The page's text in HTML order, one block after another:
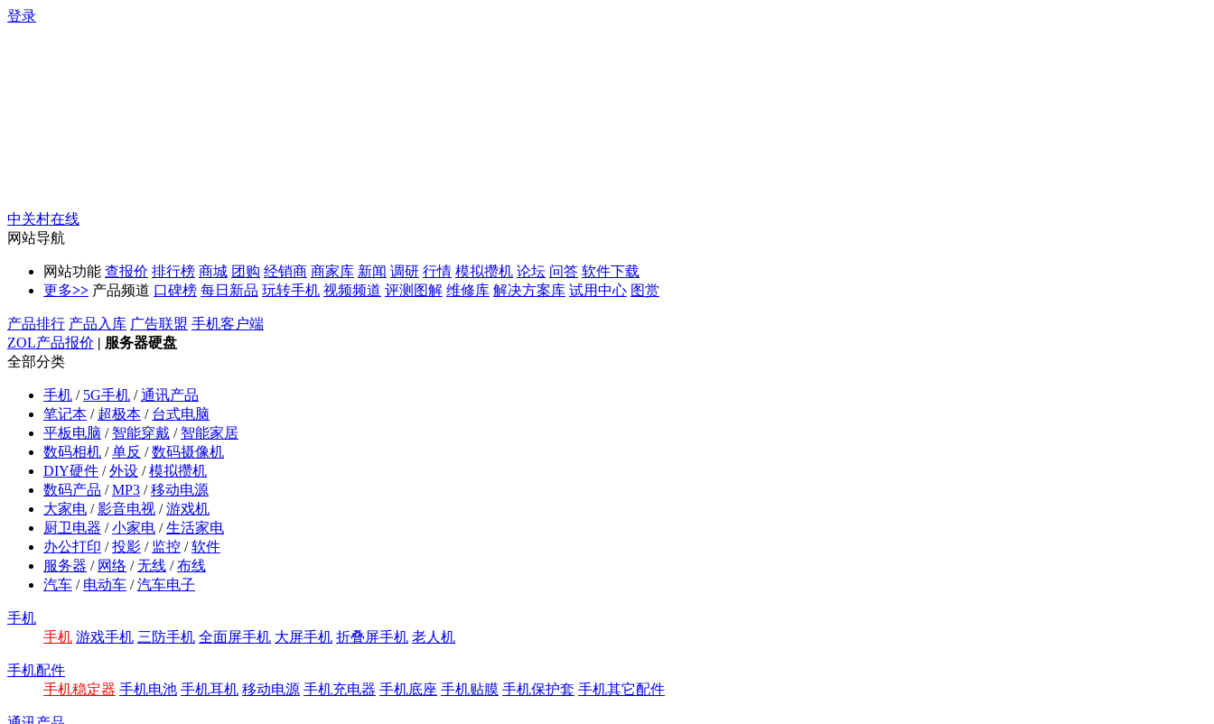
登录
中关村在线
网站导航
网站功能 查报价 排行榜 商城 团购 经销商 商家库 新闻 调研 行情 模拟攒机 论坛 问答 软件下载
更多>> 产品频道 口碑榜 每日新品 玩转手机 视频频道 评测图解 维修库 解决方案库 试用中心 图赏
产品排行 产品入库 广告联盟 手机客户端
ZOL产品报价 | 服务器硬盘
全部分类
手机 / 5G手机 /通讯产品
笔记本 / 超极本 / 台式电脑
平板电脑 / 智能穿戴 / 智能家居
数码相机 /单反 /数码摄像机
DIY硬件 /外设 /模拟攒机
数码产品 /MP3 /移动电源
大家电 /影音电视 /游戏机
厨卫电器 /小家电 /生活家电
办公打印 /投影 / 监控 /软件
服务器 / 网络 /无线 /布线
汽车 / 电动车 /汽车电子
手机
手机 游戏手机 三防手机 全面屏手机 大屏手机 折叠屏手机 老人机
手机配件
手机稳定器 手机电池 手机耳机 移动电源 手机充电器 手机底座 手机贴膜 手机保护套 手机其它配件